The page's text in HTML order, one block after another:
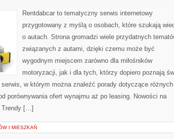
Rentdabcar to tematyczny serwis internetowy
przygotowany z myślą o osobach, które szukają
o autach. Strona gromadzi wiele przydatnych
związanych z autami, dzięki czemu może być
wygodnym miejscem zarówno dla miłośników
motoryzacji, jak i dla tych, którzy dopiero poznają
w którym można znaleźć porady dotyczące różnych
porównywania ofert wynajmu aż po leasing. Nowości na
Trendy […]
I MIESZKAŃ